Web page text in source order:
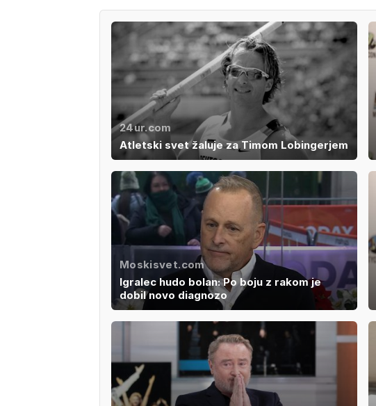
24ur.com
Atletski svet žaluje za Timom Lobingerjem
Moskisvet.com
Igralec hudo bolan: Po boju z rakom je
dobil novo diagnozo